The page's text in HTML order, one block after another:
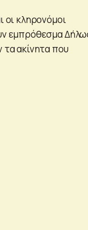
οι κληρονόμοι
εμπρόθεσμα
ακίνητα που